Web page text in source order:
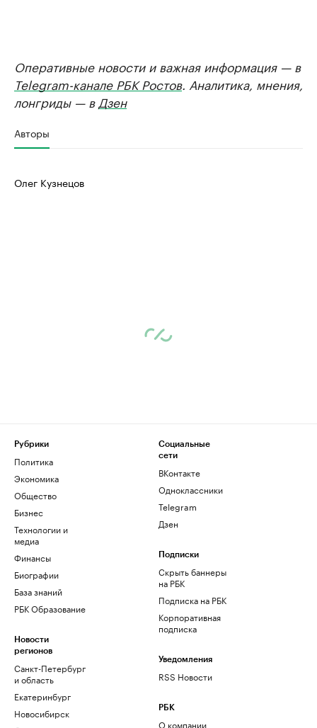
Оперативные новости и важная информация — в
Telegram-канале РБК Ростов. Аналитика, мнения,
лонгриды — в Дзен
Авторы
Олег Кузнецов
Рубрики
Политика
Экономика
Общество
Бизнес
Технологии и
медиа
Финансы
Биографии
База знаний
РБК Образование
Новости
регионов
Санкт-Петербург
и область
Екатеринбург
Новосибирск
Социальные
сети
ВКонтакте
Одноклассники
Telegram
Дзен
Подписки
Скрыть баннеры
на РБК
Подписка на РБК
Корпоративная
подписка
Уведомления
RSS Новости
РБК
О компании